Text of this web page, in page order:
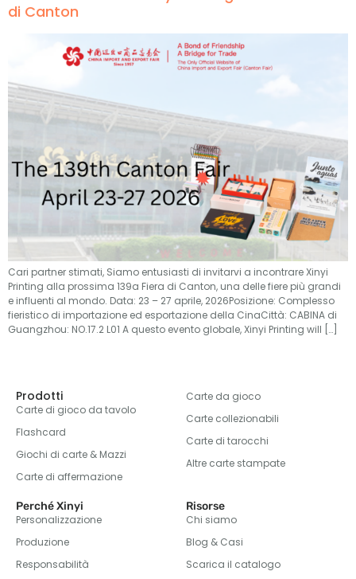
di Canton
Cari partner stimati, Siamo entusiasti di invitarvi a incontrare Xinyi
Printing alla prossima 139a Fiera di Canton, una delle fiere più grandi
e influenti al mondo. Data: 23 – 27 aprile, 2026Posizione: Complesso
fieristico di importazione ed esportazione della CinaCittà: CABINA di
Guangzhou: NO.17.2 L01 A questo evento globale,Xinyi Printing will […]
Prodotti
Carte di gioco da tavolo
Flashcard
Giochi di carte & Mazzi
Carte di affermazione
Carte da gioco
Carte collezionabili
Carte di tarocchi
Altre carte stampate
Perché Xinyi
Personalizzazione
Produzione
Responsabilità
Risorse
Chi siamo
Blog & Casi
Scarica il catalogo